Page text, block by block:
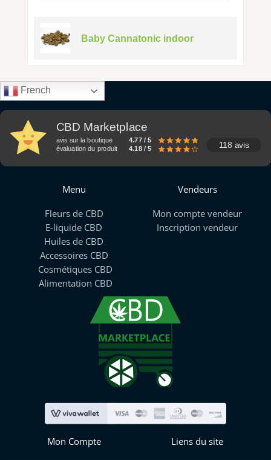
Baby Cannatonic indoor
French
CBD Marketplace
avis sur la boutique
4.77 / 5
évaluation du produit
4.18 / 5 118 avis
Menu
Fleurs de CBD
E-liquide CBD
Huiles de CBD
Accessoires CBD
Cosmétiques CBD
Alimentation CBD
Vendeurs
Mon compte vendeur
Inscription vendeur
Mon Compte
Liens du site